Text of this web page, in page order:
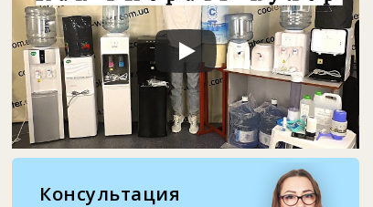
2
Луганская обл.
4
Львовская обл.
4
Николаевская обл.
4
Одесская обл.
3
Полтавская обл.
3
Ровенская обл.
2
Сумская обл.
Консультация